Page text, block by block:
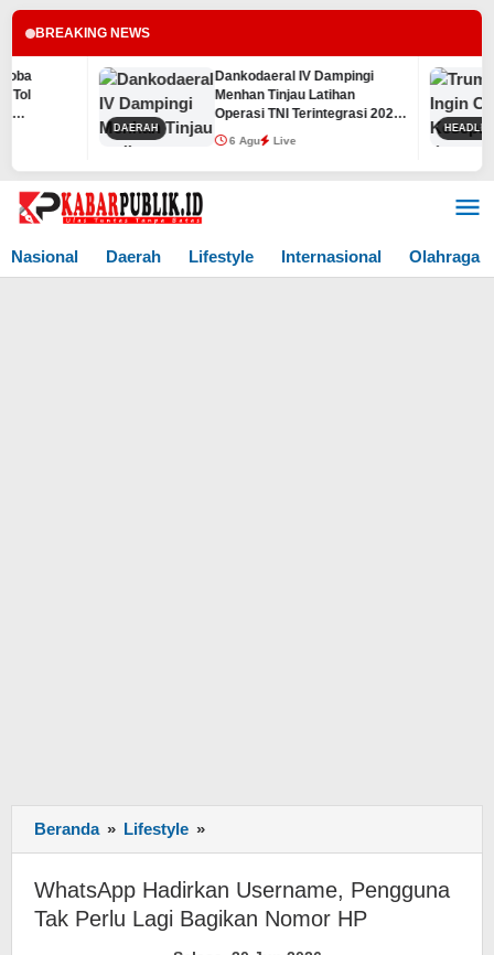
BREAKING NEWS
Dankodaeral IV Dampingi
Menhan Tinjau Latihan
Operasi TNI Terintegrasi 2026
di Lingga
6 Agu Live
6
Lewati
Nasional
Daerah Lifestyle Internasional Olahraga
Beranda » Lifestyle »
Hadirkan
Pengguna
Tak
Perlu
WhatsApp Hadirkan Username, Pengguna
Tak Perlu Lagi Bagikan Nomor HP